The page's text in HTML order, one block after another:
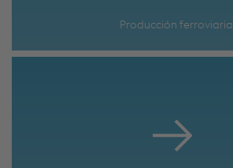
Producción ferroviaria